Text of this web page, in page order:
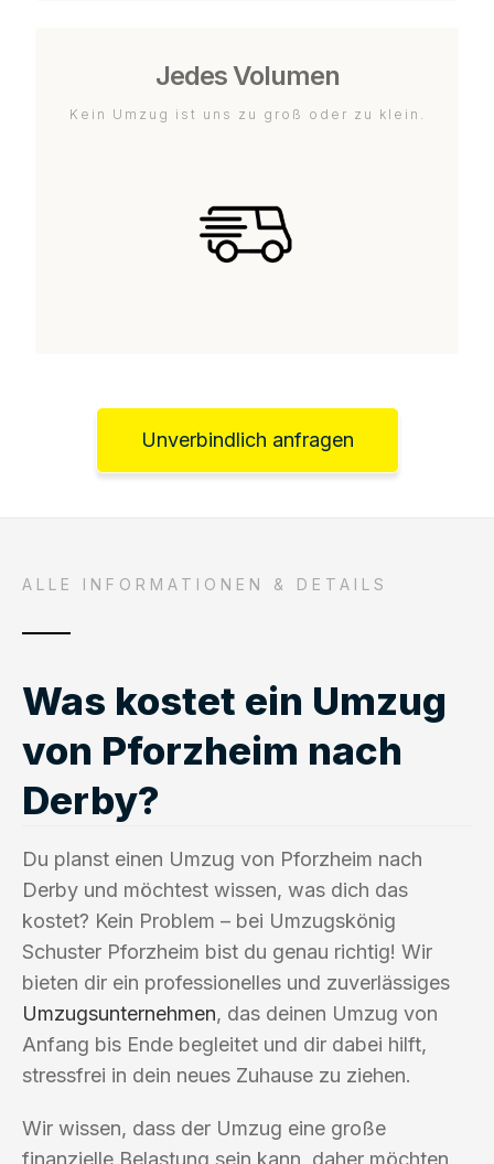
Jedes Volumen
Kein Umzug ist uns zu groß oder zu klein.
Unverbindlich anfragen
ALLE INFORMATIONEN & DETAILS
Was kostet ein Umzug
von Pforzheim nach
Derby?
Du planst einen Umzug von Pforzheim nach
Derby und möchtest wissen, was dich das
kostet? Kein Problem – bei Umzugskönig
Schuster Pforzheim bist du genau richtig! Wir
bieten dir ein professionelles und zuverlässiges
Umzugsunternehmen, das deinen Umzug von
Anfang bis Ende begleitet und dir dabei hilft,
stressfrei in dein neues Zuhause zu ziehen.
Wir wissen, dass der Umzug eine große
finanzielle Belastung sein kann, daher möchten